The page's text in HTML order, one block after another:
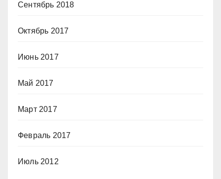
Сентябрь 2018
Октябрь 2017
Июнь 2017
Май 2017
Март 2017
Февраль 2017
Июль 2012